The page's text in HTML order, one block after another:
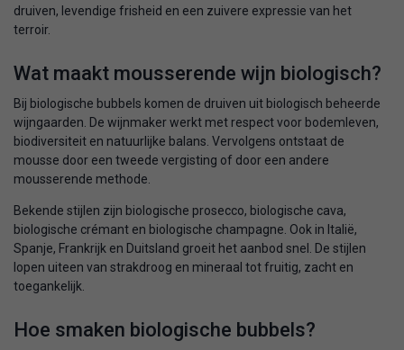
druiven, levendige frisheid en een zuivere expressie van het
terroir.
Wat maakt mousserende wijn biologisch?
Bij biologische bubbels komen de druiven uit biologisch beheerde
wijngaarden. De wijnmaker werkt met respect voor bodemleven,
biodiversiteit en natuurlijke balans. Vervolgens ontstaat de
mousse door een tweede vergisting of door een andere
mousserende methode.
Bekende stijlen zijn biologische prosecco, biologische cava,
biologische crémant en biologische champagne. Ook in Italië,
Spanje, Frankrijk en Duitsland groeit het aanbod snel. De stijlen
lopen uiteen van strakdroog en mineraal tot fruitig, zacht en
toegankelijk.
Hoe smaken biologische bubbels?